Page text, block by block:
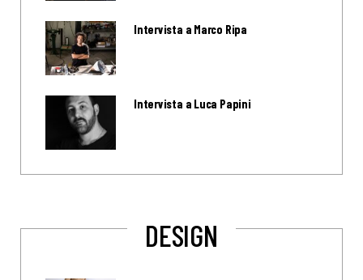
Intervista a Marco Ripa
Intervista a Luca Papini
DESIGN